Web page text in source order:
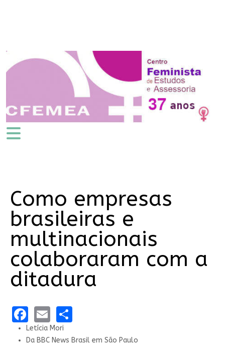
Como empresas
brasileiras e
multinacionais
colaboraram com a
ditadura
Facebook
EmailShare
Letícia Mori
Da BBC News Brasil em São Paulo